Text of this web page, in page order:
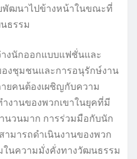
พัฒนาไปข้างหน้าในขณะที่
ธรรม
งนักออกแบบแฟชั่นและ
งชุมชนและการอนุรักษ์งาน
ยคนต้องเผชิญกับความ
งานของพวกเขาในยุคที่มี
นวนมาก การร่วมมือกับนัก
มารถดำเนินงานของพวก
นความมั่งคั่งทางวัฒนธรรม